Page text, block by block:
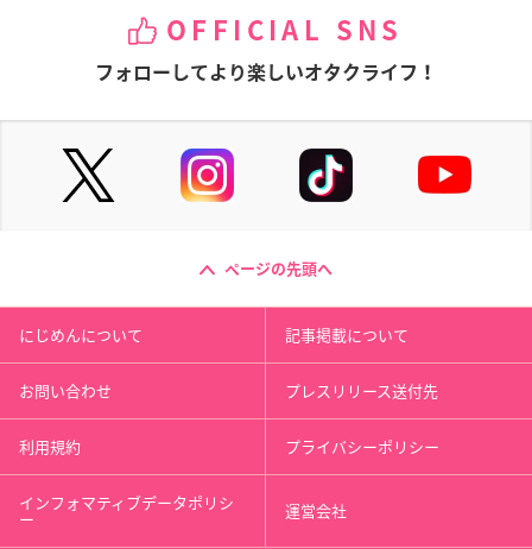
OFFICIAL SNS
フォローしてより楽しいオタクライフ！
ページの先頭へ
にじめんについて 記事掲載について
お問い合わせ プレスリリース送付先
利用規約 プライバシーポリシー
インフォマティブデータポリシ
ー 運営会社